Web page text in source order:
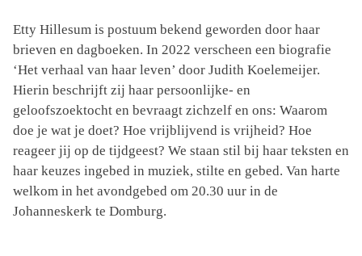
Etty Hillesum is postuum bekend geworden door haar
brieven en dagboeken. In 2022 verscheen een biografie
‘Het verhaal van haar leven’ door Judith Koelemeijer.
Hierin beschrijft zij haar persoonlijke- en
geloofszoektocht en bevraagt zichzelf en ons: Waarom
doe je wat je doet? Hoe vrijblijvend is vrijheid? Hoe
reageer jij op de tijdgeest? We staan stil bij haar teksten en
haar keuzes ingebed in muziek, stilte en gebed. Van harte
welkom in het avondgebed om 20.30 uur in de
Johanneskerk te Domburg.